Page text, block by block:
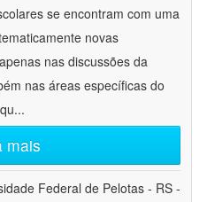
se encontram com uma
novas
nas discussões da
nas áreas específicas do
...
mais
Federal de Pelotas - RS -